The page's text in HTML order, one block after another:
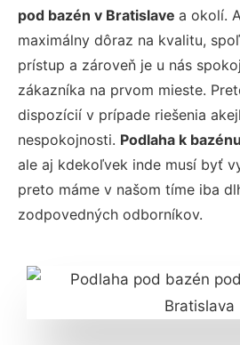
pod bazén v Bratislave a okolí.
maximálny dôraz na kvalitu,
prístup a zároveň je u nás
zákazníka na prvom mieste.
dispozícií v prípade riešenia
nespokojnosti. Podlaha k
ale aj kdekoľvek inde musí byť
preto máme v našom tíme iba
zodpovedných odborníkov.